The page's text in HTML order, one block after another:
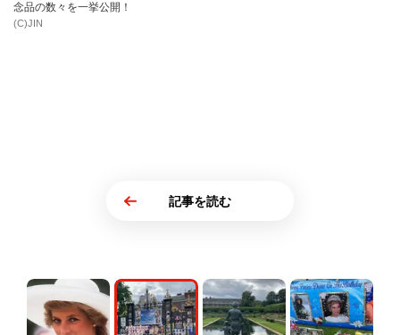
念品の数々を一挙公開！
(C)JIN
記事を読む